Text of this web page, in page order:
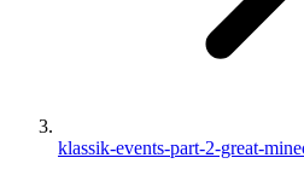
klassik-events-part-2-great-